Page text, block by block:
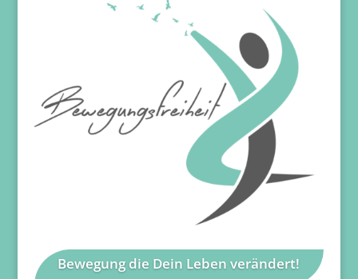
Bewegung die Dein Leben verändert!